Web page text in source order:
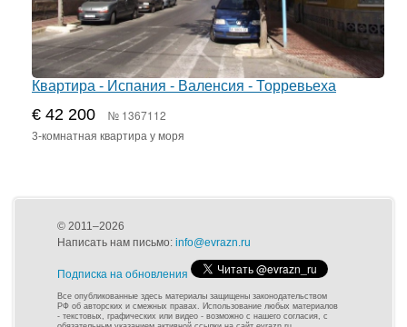
Квартира - Испания - Валенсия - Торревьеха
€ 42 200 № 1367112
3-комнатная квартира у моря
© 2011–2026
Написать нам письмо: info@evrazn.ru
Подписка на обновления
Все опубликованные здесь материалы защищены законодательством
РФ об авторских и смежных правах. Использование любых материалов
- текстовых, графических или видео - возможно с нашего согласия, с